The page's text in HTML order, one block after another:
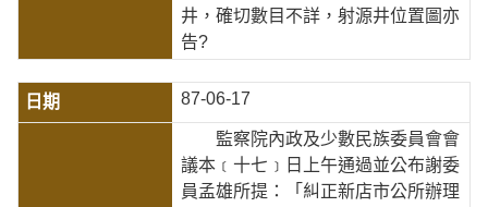
井，確切數目不詳，射源井位置圖亦
告?
87-06-17
監察院內政及少數民族委員會會
議本﹝十七﹞日上午通過並公布謝委
員孟雄所提：「糾正新店市公所辦理